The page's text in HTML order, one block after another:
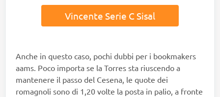
Vincente Serie C Sisal
Anche in questo caso, pochi dubbi per i bookmakers
aams. Poco importa se la Torres sta riuscendo a
mantenere il passo del Cesena, le quote dei
romagnoli sono di 1,20 volte la posta in palio, a fronte